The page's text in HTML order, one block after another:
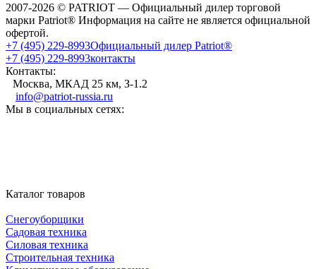
2007-2026 © PATRIOT — Официальный дилер торговой
марки Patriot® Информация на сайте не является официальной
офертой.
+7 (495) 229-8993Официальный дилер Patriot®
+7 (495) 229-8993контакты
Контакты:
Москва, МКАД 25 км, З-1.2
info@patriot-russia.ru
Мы в социальных сетях:
Каталог товаров
Снегоуборщики
Садовая техника
Силовая техника
Строительная техника